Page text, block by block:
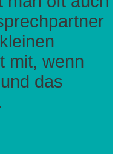
mit, wenn
das